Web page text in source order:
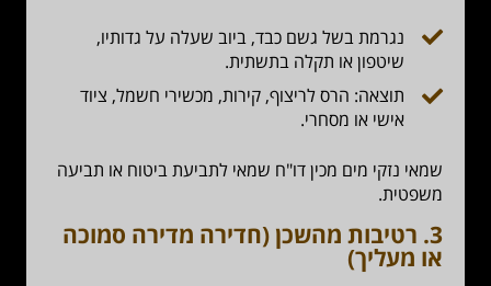
נגרמת בשל גשם כבד, ביוב שעלה על גדותיו,
שיטפון או תקלה בתשתית.
תוצאה: הרס לריצוף, קירות, מכשירי חשמל, ציוד
אישי או מסחרי.
שמאי נזקי מים מכין דו"ח שמאי לתביעת ביטוח או תביעה
משפטית.
3. רטיבות מהשכן (חדירה מדירה סמוכה
או מעליך)